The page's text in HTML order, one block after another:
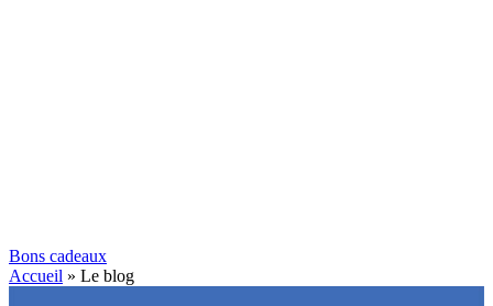
Bons cadeaux
Accueil » Le blog